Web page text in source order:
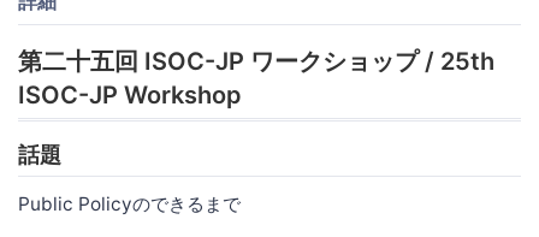
第二十五回 ISOC-JP ワークショップ / 25th
ISOC-JP Workshop
話題
Public Policyのできるまで